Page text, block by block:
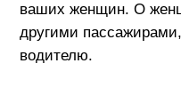
ваших женщин. О
другими
водителю.